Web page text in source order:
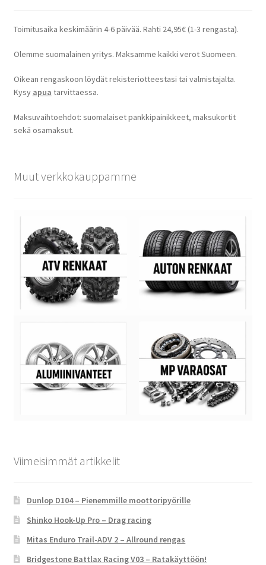
Toimitusaika keskimäärin 4-6 päivää. Rahti 24,95€ (1-3 rengasta).
Olemme suomalainen yritys. Maksamme kaikki verot Suomeen.
Oikean rengaskoon löydät rekisteriotteestasi tai valmistajalta.
Kysy apua tarvittaessa.
Maksuvaihtoehdot: suomalaiset pankkipainikkeet, maksukortit
sekä osamaksut.
Muut verkkokauppamme
Viimeisimmät artikkelit
Dunlop D104 – Pienemmille moottoripyörille
Shinko Hook-Up Pro – Drag racing
Mitas Enduro Trail-ADV 2 – Allround rengas
Bridgestone Battlax Racing V03 – Ratakäyttöön!